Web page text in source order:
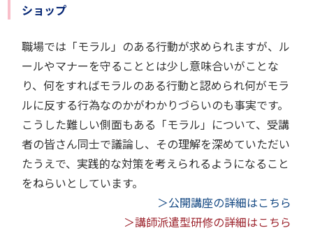
ショップ
職場では「モラル」のある行動が求められますが、ル
ールやマナーを守ることとは少し意味合いがことな
り、何をすればモラルのある行動と認められ何がモラ
ルに反する行為なのかがわかりづらいのも事実です。
こうした難しい側面もある「モラル」について、受講
者の皆さん同士で議論し、その理解を深めていただい
たうえで、実践的な対策を考えられるようになること
をねらいとしています。
＞公開講座の詳細はこちら
＞講師派遣型研修の詳細はこちら